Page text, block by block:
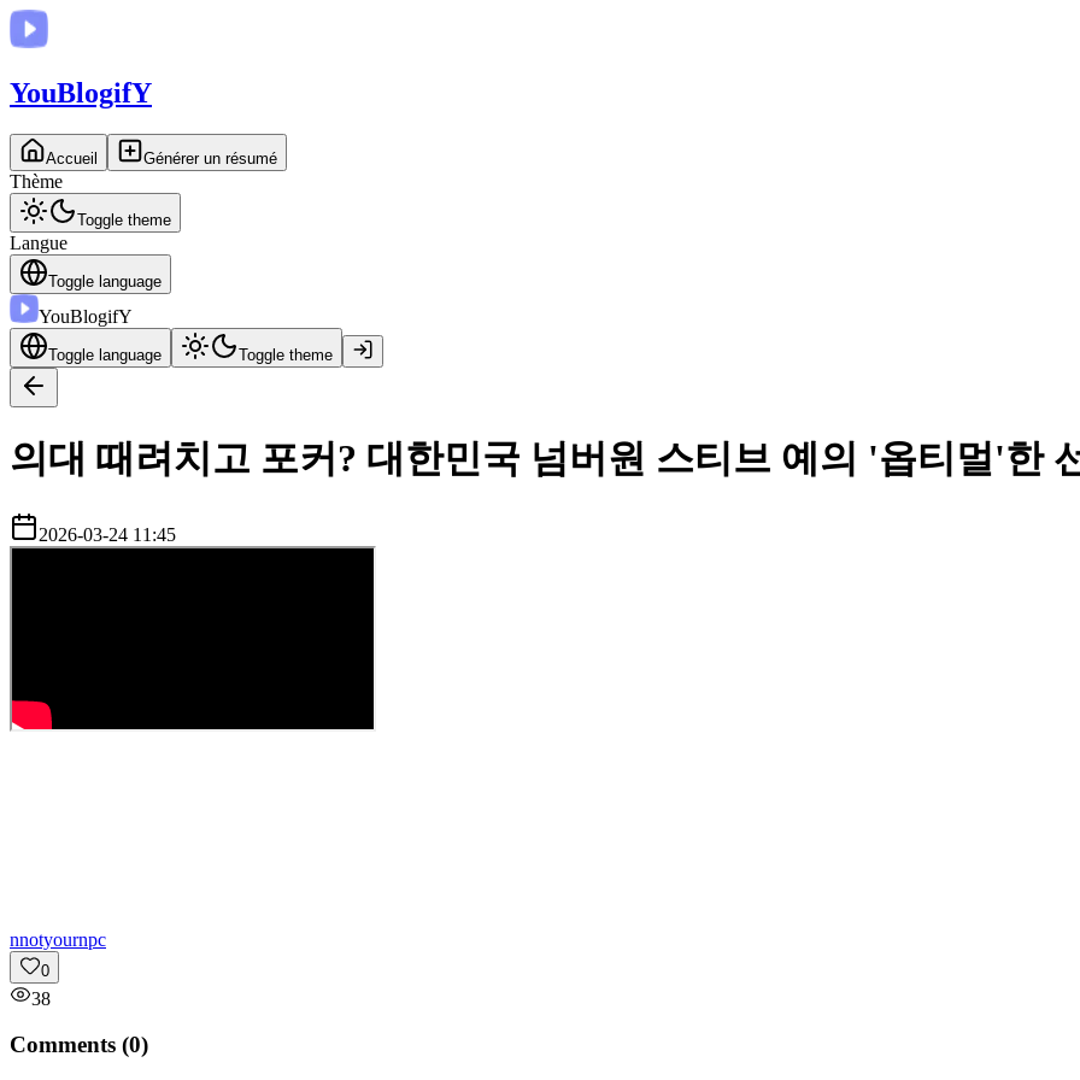
YouBlogifY
Accueil Générer un résumé
Thème
Toggle theme
Langue
Toggle language
YouBlogifY
Toggle language Toggle theme
의대 때려치고 포커? 대한민국 넘버원 스티브 예의 '옵티멀'한
2026-03-24 11:45
nnotyournpc
0
38
Comments (0)